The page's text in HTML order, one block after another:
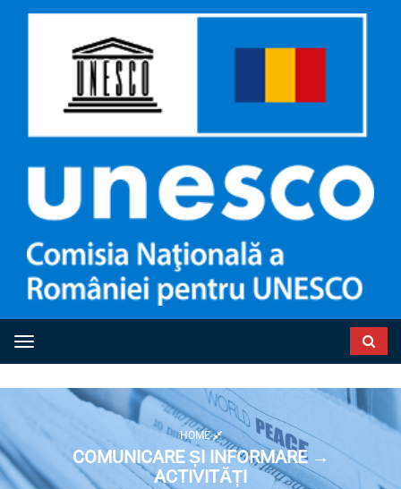
Toggle navigation
HOME
COMUNICARE ȘI INFORMARE →
ACTIVITĂȚI